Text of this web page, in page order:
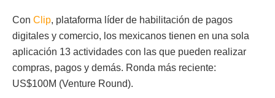
Con Clip, plataforma líder de habilitación de pagos
digitales y comercio, los mexicanos tienen en una sola
aplicación 13 actividades con las que pueden realizar
compras, pagos y demás. Ronda más reciente:
US$100M (Venture Round).